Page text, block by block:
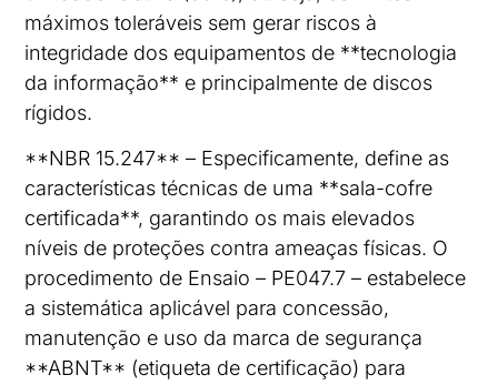
máximos toleráveis sem gerar riscos à
integridade dos equipamentos de **tecnologia
da informação** e principalmente de discos
rígidos.
**NBR 15.247** – Especificamente, define as
características técnicas de uma **sala-cofre
certificada**, garantindo os mais elevados
níveis de proteções contra ameaças físicas. O
procedimento de Ensaio – PE047.7 – estabelece
a sistemática aplicável para concessão,
manutenção e uso da marca de segurança
**ABNT** (etiqueta de certificação) para